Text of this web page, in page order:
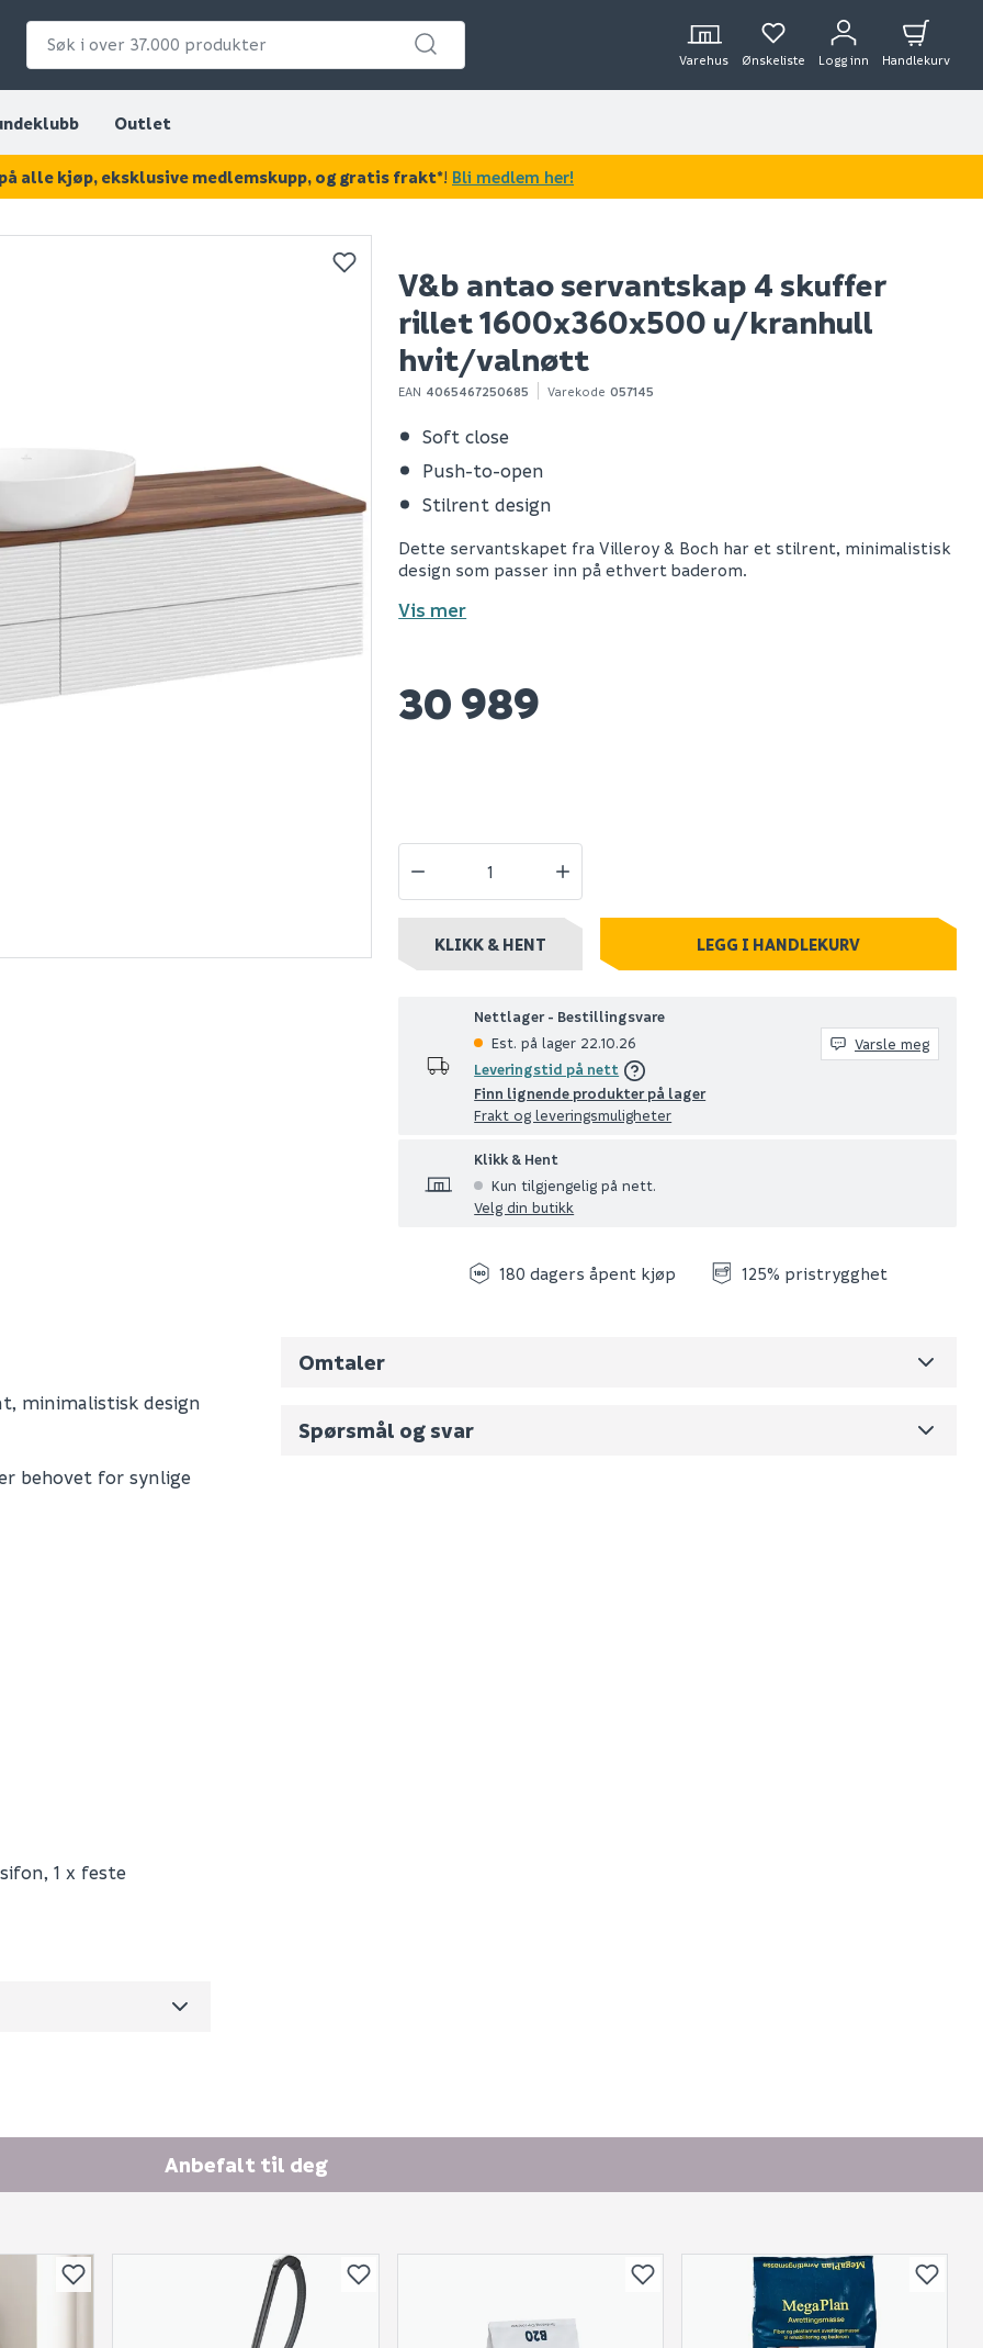
Varehus Ønskeliste Logg inn Handlekurv
Outlet
KAN DISSE VÆRE AV INTERESSE?
eik
Før 699
Nilfisk buddy ii 12
tørr- og våtsuger
499
Spar 630 Før 1 129
B20 tørrbetong 25 kg
39
Megaplan
avrettingsmasse
20kg
V&b antao servantskap 4 skuffer
rillet 1600x360x500 u/kranhull
hvit/valnøtt
EAN 4065467250685 Varekode 057145
Soft close
Push-to-open
Stilrent design
Dette servantskapet fra Villeroy & Boch har et stilrent, minimalistisk
design som passer inn på ethvert baderom.
Vis mer
30 989
KLIKK & HENT LEGG I HANDLEKURV
Nettlager - Bestillingsvare
Est. på lager 22.10.26
Leveringstid på nett
Finn lignende produkter på lager
Frakt og leveringsmuligheter
Varsle meg
Klikk & Hent
Kun tilgjengelig på nett.
Velg din butikk
180 dagers åpent kjøp 125% pristrygghet
minimalistisk design
behovet for synlige
1 x festeK25112GF
per salgsforpakning)
Omtaler
Spørsmål og svar
Anbefalt til deg
på alle kjøp, eksklusive medlemskupp, og gratis frakt*! Bli medlem her!